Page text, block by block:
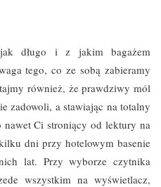
długo i z jakim bagażem
tego, co ze sobą zabieramy
również, że prawdziwy mól
zadowoli, a stawiając na totalny
Ci stroniący od lektury na
dni przy hotelowym basenie
lat. Przy wyborze czytnika
wszystkim na wyświetlacz,